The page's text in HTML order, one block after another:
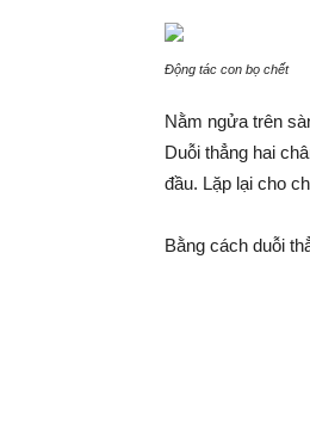
Động tác con bọ chết
Nằm ngửa trên
Duỗi thẳng hai
đầu. Lặp lại cho
Bằng cách duỗi